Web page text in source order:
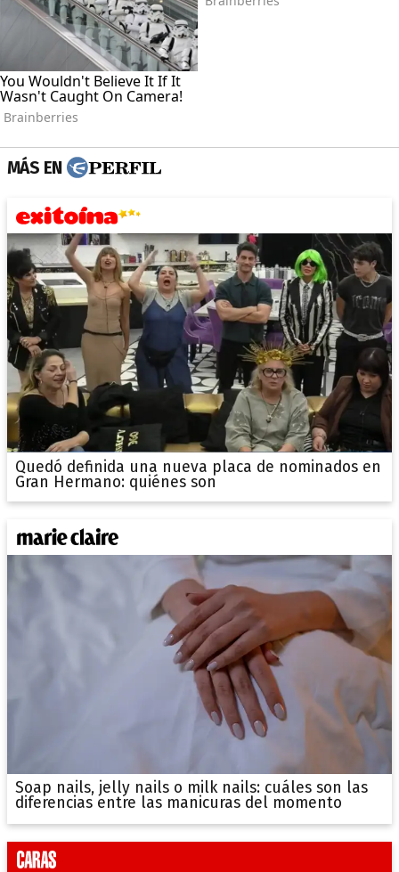
MÁS EN
Quedó definida una nueva placa de nominados en
Gran Hermano: quiénes son
Soap nails, jelly nails o milk nails: cuáles son las
diferencias entre las manicuras del momento